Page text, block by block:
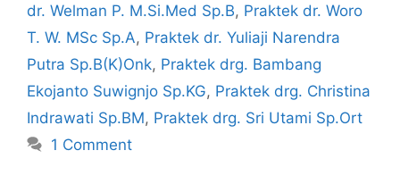
dr. Welman P. M.Si.Med Sp.B, Praktek dr. Woro
T. W. MSc Sp.A, Praktek dr. Yuliaji Narendra
Putra Sp.B(K)Onk, Praktek drg. Bambang
Ekojanto Suwignjo Sp.KG, Praktek drg. Christina
Indrawati Sp.BM, Praktek drg. Sri Utami Sp.Ort
1 Comment